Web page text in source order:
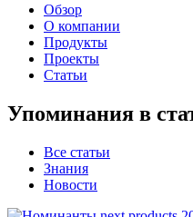
Обзор
О компании
Продукты
Проекты
Статьи
Упоминания в
Все статьи
Знания
Новости